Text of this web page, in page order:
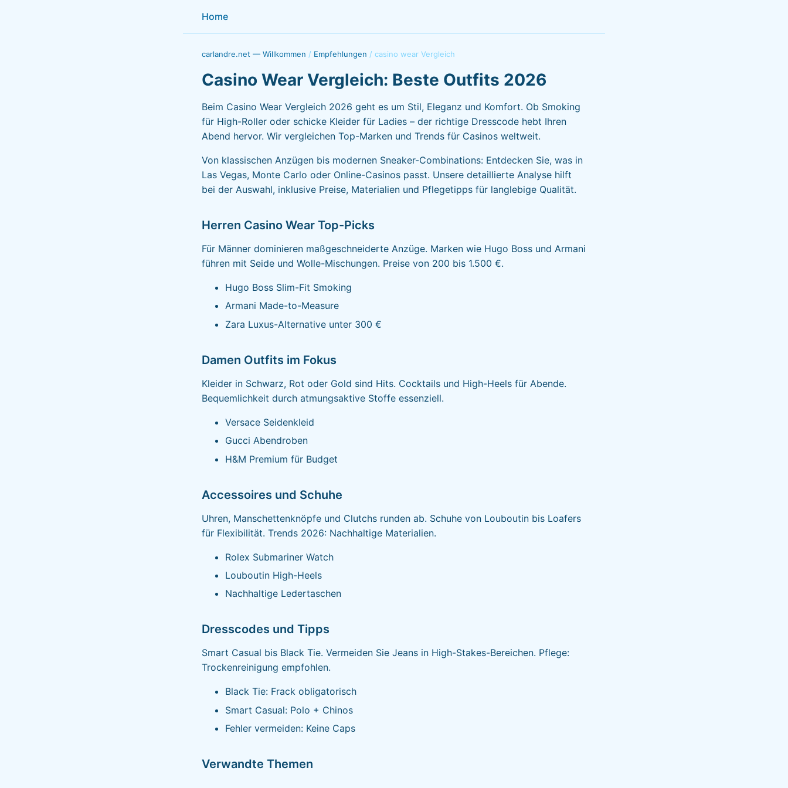
Home
carlandre.net — Willkommen / Empfehlungen / casino wear Vergleich
Casino Wear Vergleich: Beste Outfits 2026
Beim Casino Wear Vergleich 2026 geht es um Stil, Eleganz und Komfort. Ob Smoking
für High-Roller oder schicke Kleider für Ladies – der richtige Dresscode hebt Ihren
Abend hervor. Wir vergleichen Top-Marken und Trends für Casinos weltweit.
Von klassischen Anzügen bis modernen Sneaker-Combinations: Entdecken Sie, was in
Las Vegas, Monte Carlo oder Online-Casinos passt. Unsere detaillierte Analyse hilft
bei der Auswahl, inklusive Preise, Materialien und Pflegetipps für langlebige Qualität.
Herren Casino Wear Top-Picks
Für Männer dominieren maßgeschneiderte Anzüge. Marken wie Hugo Boss und Armani
führen mit Seide und Wolle-Mischungen. Preise von 200 bis 1.500 €.
Hugo Boss Slim-Fit Smoking
Armani Made-to-Measure
Zara Luxus-Alternative unter 300 €
Damen Outfits im Fokus
Kleider in Schwarz, Rot oder Gold sind Hits. Cocktails und High-Heels für Abende.
Bequemlichkeit durch atmungsaktive Stoffe essenziell.
Versace Seidenkleid
Gucci Abendroben
H&M Premium für Budget
Accessoires und Schuhe
Uhren, Manschettenknöpfe und Clutchs runden ab. Schuhe von Louboutin bis Loafers
für Flexibilität. Trends 2026: Nachhaltige Materialien.
Rolex Submariner Watch
Louboutin High-Heels
Nachhaltige Ledertaschen
Dresscodes und Tipps
Smart Casual bis Black Tie. Vermeiden Sie Jeans in High-Stakes-Bereichen. Pflege:
Trockenreinigung empfohlen.
Black Tie: Frack obligatorisch
Smart Casual: Polo + Chinos
Fehler vermeiden: Keine Caps
Verwandte Themen